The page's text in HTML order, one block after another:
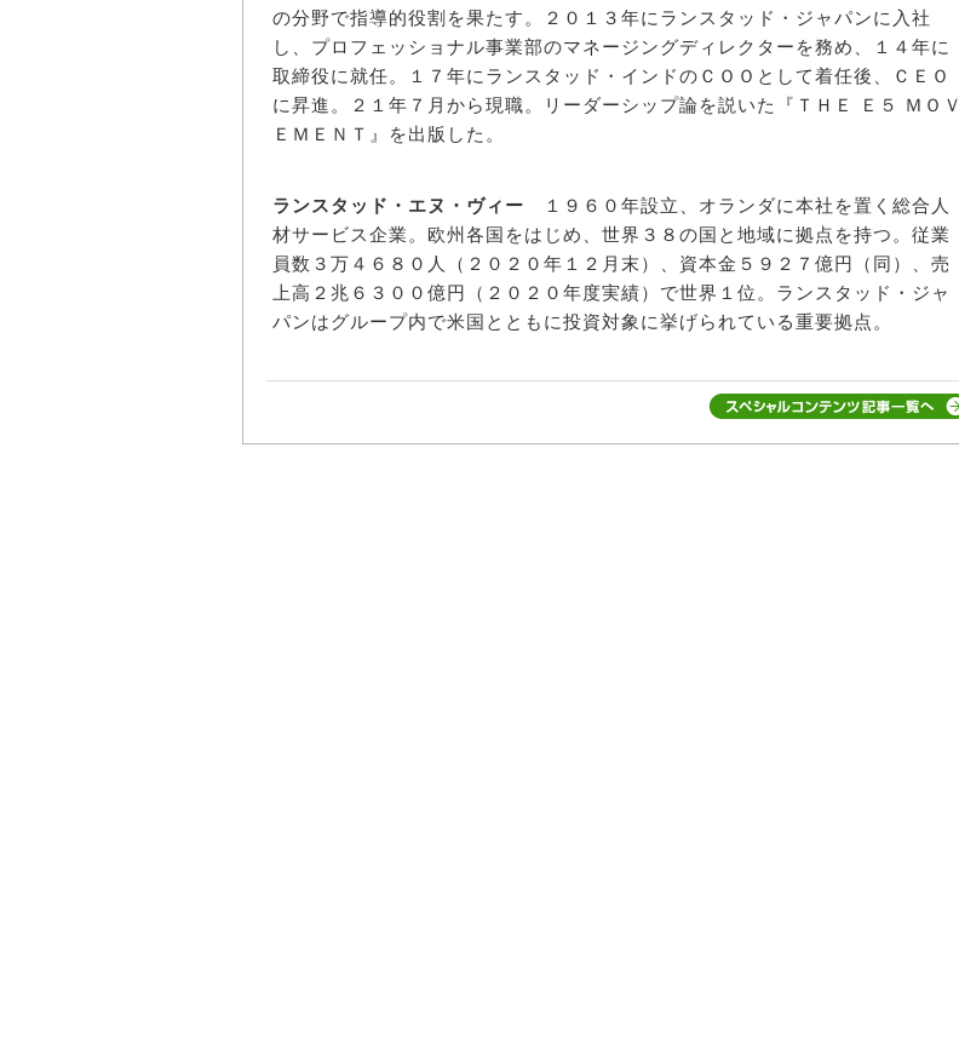
の分野で指導的役割を果たす。２０１３年にランスタッド・ジャパンに入社
し、プロフェッショナル事業部のマネージングディレクターを務め、１４年に
取締役に就任。１７年にランスタッド・インドのＣＯＯとして着任後、ＣＥＯ
に昇進。２１年７月から現職。リーダーシップ論を説いた『ＴＨＥ Ｅ５ ＭＯＶ
ＥＭＥＮＴ』を出版した。
ランスタッド・エヌ・ヴィー １９６０年設立、オランダに本社を置く総合人
材サービス企業。欧州各国をはじめ、世界３８の国と地域に拠点を持つ。従業
員数３万４６８０人（２０２０年１２月末）、資本金５９２７億円（同）、売
上高２兆６３００億円（２０２０年度実績）で世界１位。ランスタッド・ジャ
パンはグループ内で米国とともに投資対象に挙げられている重要拠点。